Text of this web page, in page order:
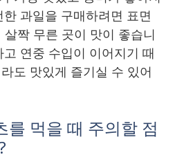
과일을 구매하려면 표면
짝 무른 곳이 맛이 좋습니
연중 수입이 이어지기 때
도 맛있게 즐기실 수 있어
를 먹을 때 주의할 점